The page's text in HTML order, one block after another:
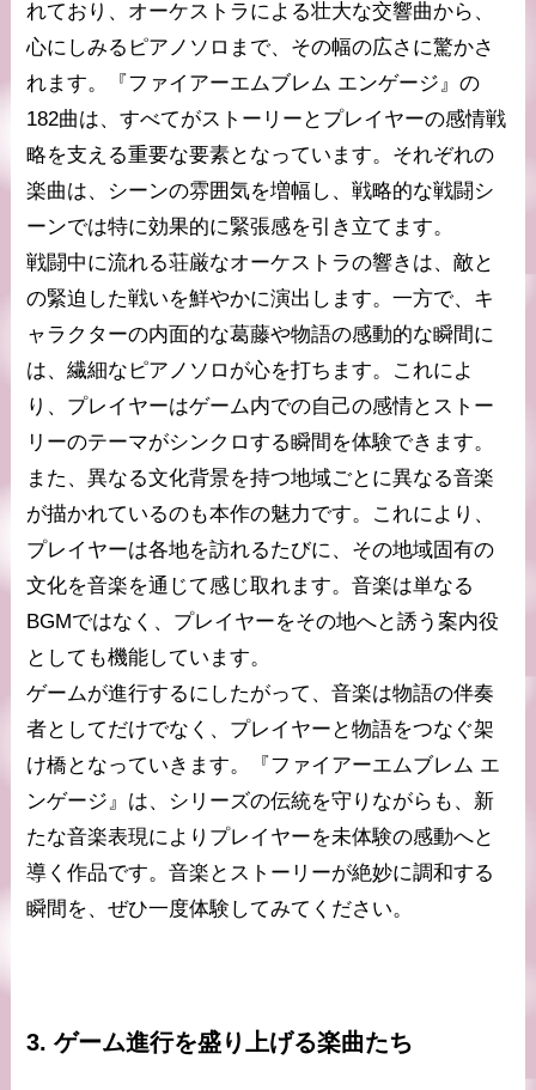
れており、オーケストラによる壮大な交響曲から、
心にしみるピアノソロまで、その幅の広さに驚かさ
れます。『ファイアーエムブレム エンゲージ』の
182曲は、すべてがストーリーとプレイヤーの感情戦
略を支える重要な要素となっています。それぞれの
楽曲は、シーンの雰囲気を増幅し、戦略的な戦闘シ
ーンでは特に効果的に緊張感を引き立てます。
戦闘中に流れる荘厳なオーケストラの響きは、敵と
の緊迫した戦いを鮮やかに演出します。一方で、キ
ャラクターの内面的な葛藤や物語の感動的な瞬間に
は、繊細なピアノソロが心を打ちます。これによ
り、プレイヤーはゲーム内での自己の感情とストー
リーのテーマがシンクロする瞬間を体験できます。
また、異なる文化背景を持つ地域ごとに異なる音楽
が描かれているのも本作の魅力です。これにより、
プレイヤーは各地を訪れるたびに、その地域固有の
文化を音楽を通じて感じ取れます。音楽は単なる
BGMではなく、プレイヤーをその地へと誘う案内役
としても機能しています。
ゲームが進行するにしたがって、音楽は物語の伴奏
者としてだけでなく、プレイヤーと物語をつなぐ架
け橋となっていきます。『ファイアーエムブレム エ
ンゲージ』は、シリーズの伝統を守りながらも、新
たな音楽表現によりプレイヤーを未体験の感動へと
導く作品です。音楽とストーリーが絶妙に調和する
瞬間を、ぜひ一度体験してみてください。
3. ゲーム進行を盛り上げる楽曲たち